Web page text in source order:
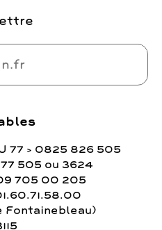
–0164383219
77 > 0825 826 505
505 ou 3624
705 00 205
Fontainebleau)